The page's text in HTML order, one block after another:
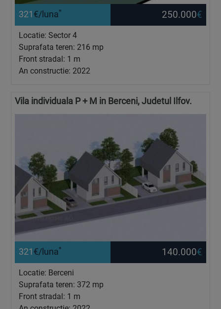
321 €/luna* 250.000€
Locatie: Sector 4
Suprafata teren: 216 mp
Front stradal: 1 m
An constructie: 2022
Vila individuala P + M in Berceni, Judetul Ilfov.
321 €/luna* 140.000€
Locatie: Berceni
Suprafata teren: 372 mp
Front stradal: 1 m